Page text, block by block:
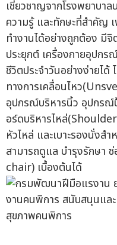
เชี่ยวชาญจากโรงพยาบา
ความรู้ และทักษะที่สำคัญ
ทำงานได้อย่างถูกต้อง มีจิ
ประยุกต์ เครื่องกายอุปก
ชีวิตประจำวันอย่างง่ายไ
ทางการเคลื่อนไหว(Un
อุปกรณ์บริหารนิ้ว อุปกร
อร์ดบริหารไหล่
หัวไหล่ และเบาะรองนั่ง
สามารถดูแล บำรุงรักษา
chair) เบื้องต้นได้